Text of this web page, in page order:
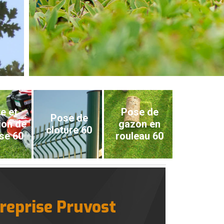
et
de
60
Pose de
cloture 60
Pose de
gazon en
rouleau 60
Pruvost